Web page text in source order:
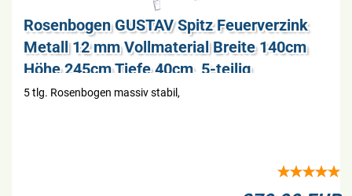
Ro­sen­bo­gen GUS­TAV Spitz Feu­er­ver­zink
Me­tall 12 mm Voll­ma­te­ri­al Brei­te 140cm
Höhe 245cm Tiefe 40cm, 5-​tei­lig
5 tlg. Ro­sen­bo­gen mas­siv sta­bil,